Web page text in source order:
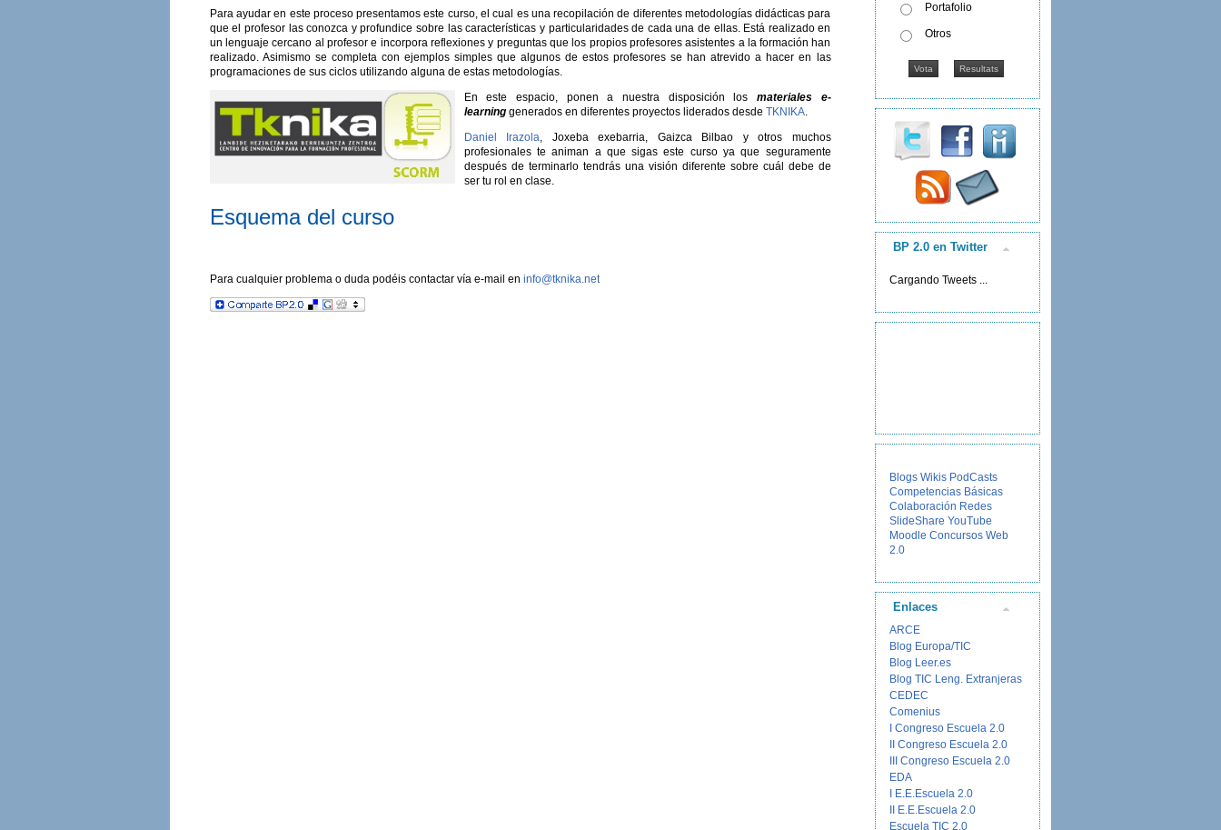
Para ayudar en este proceso presentamos este curso, el cual es una recopilación de diferentes metodologías didácticas para
que el profesor las conozca y profundice sobre las características y particularidades de cada una de ellas. Está realizado en
un lenguaje cercano al profesor e incorpora reflexiones y preguntas que los propios profesores asistentes a la formación han
realizado. Asimismo se completa con ejemplos simples que algunos de estos profesores se han atrevido a hacer en las
programaciones de sus ciclos utilizando alguna de estas metodologías.
En este espacio, ponen a nuestra disposición los materiales e-
learninggenerados en diferentes proyectos liderados desde TKNIKA.
Daniel Irazola, Joxeba exebarria, Gaizca Bilbao y otros muchos
profesionales te animan a que sigas este curso ya que seguramente
después de terminarlo tendrás una visión diferente sobre cuál debe de
ser tu rol en clase.
Esquema del curso
Para cualquier problema o duda podéis contactar vía e-mail en info@tknika.net
Portafolio
Otros
BP 2.0 en Twitter
Cargando Tweets ...
Blogs Wikis PodCasts
Competencias Básicas
Colaboración Redes
SlideShare YouTube
Moodle Concursos Web
2.0
Enlaces
ARCE
Blog Europa/TIC
Blog Leer.es
Blog TIC Leng. Extranjeras
CEDEC
Comenius
I Congreso Escuela 2.0
II Congreso Escuela 2.0
III Congreso Escuela 2.0
EDA
I E.E.Escuela 2.0
II E.E.Escuela 2.0
Escuela TIC 2.0